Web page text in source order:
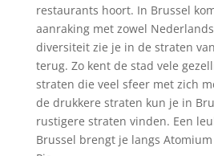
restaurants hoort. In Brussel
aanraking met zowel
diversiteit zie je in de straten
terug. Zo kent de stad vele
straten die veel sfeer met zich
de drukkere straten kun je in
rustigere straten vinden. Een
Brussel brengt je langs